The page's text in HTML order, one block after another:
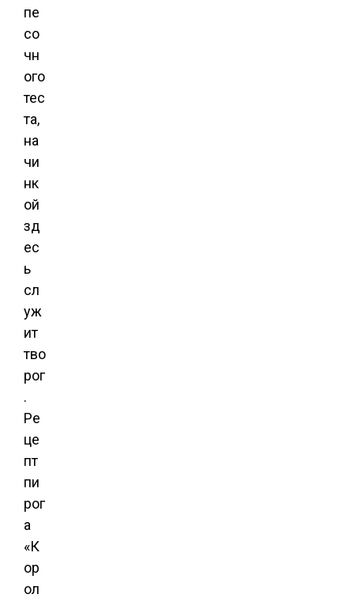
пе
со
чн
ого
тес
та,
на
чи
нк
ой
зд
ес
ь
сл
уж
ит
тво
рог
.
Ре
це
пт
пи
рог
а
«К
ор
ол